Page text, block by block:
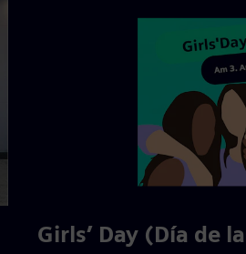
Girls’ Day (Día de